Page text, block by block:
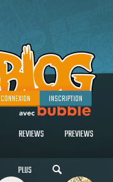
CONNEXION INSCRIPTION
REVIEWS PREVIEWS
PLUS